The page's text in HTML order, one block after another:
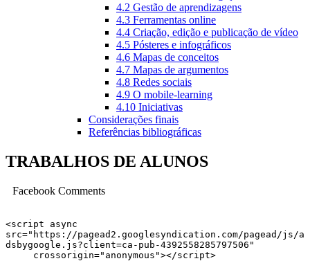
4.2 Gestão de aprendizagens
4.3 Ferramentas online
4.4 Criação, edição e publicação de vídeo
4.5 Pósteres e infográficos
4.6 Mapas de conceitos
4.7 Mapas de argumentos
4.8 Redes sociais
4.9 O mobile-learning
4.10 Iniciativas
Considerações finais
Referências bibliográficas
TRABALHOS DE ALUNOS
Facebook Comments
<script async
src="https://pagead2.googlesyndication.com/pagead/js/a
dsbygoogle.js?client=ca-pub-4392558285797506"
     crossorigin="anonymous"></script>